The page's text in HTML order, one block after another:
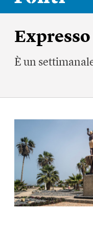
Expresso
È un